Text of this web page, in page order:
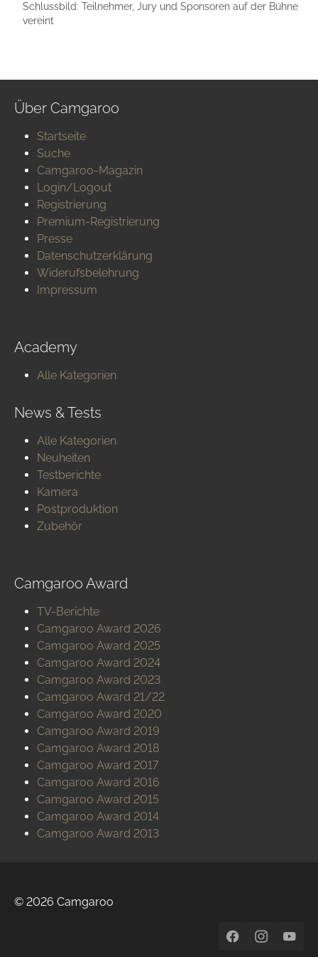
Schlussbild: Teilnehmer, Jury und Sponsoren auf der Bühne
vereint
Über Camgaroo
Startseite
Suche
Camgaroo-Magazin
Login/Logout
Registrierung
Premium-Registrierung
Presse
Datenschutzerklärung
Widerufsbelehrung
Impressum
Academy
Alle Kategorien
News & Tests
Alle Kategorien
Neuheiten
Testberichte
Kamera
Postproduktion
Zubehör
Camgaroo Award
TV-Berichte
Camgaroo Award 2026
Camgaroo Award 2025
Camgaroo Award 2024
Camgaroo Award 2023
Camgaroo Award 21/22
Camgaroo Award 2020
Camgaroo Award 2019
Camgaroo Award 2018
Camgaroo Award 2017
Camgaroo Award 2016
Camgaroo Award 2015
Camgaroo Award 2014
Camgaroo Award 2013
© 2026 Camgaroo